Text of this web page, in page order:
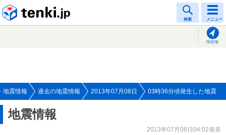
検索 メニュー
現在地
地震情報 過去の地震情報 2013年07月08日 03時36分頃発生した地震
地震情報
2013年07月08日04:02発表